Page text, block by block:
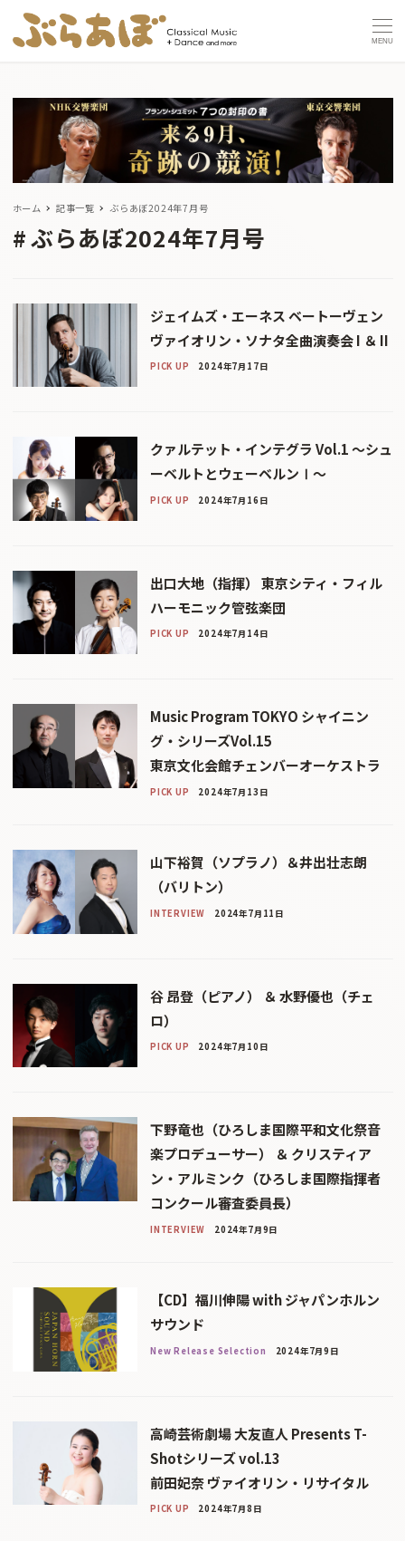
MENU
ホーム 記事一覧 ぶらあぼ2024年7月号
ぶらあぼ2024年7月号
ジェイムズ・エーネス ベートーヴェン
ヴァイオリン・ソナタ全曲演奏会 I ＆ II
PICK UP 2024年7月17日
クァルテット・インテグラ Vol.1 ～シュ
ーベルトとウェーベルンⅠ～
PICK UP 2024年7月16日
出口大地（指揮） 東京シティ・フィル
ハーモニック管弦楽団
PICK UP 2024年7月14日
Music Program TOKYO シャイニン
グ・シリーズVol.15
東京文化会館チェンバーオーケストラ
PICK UP 2024年7月13日
山下裕賀（ソプラノ）＆井出壮志朗
（バリトン）
INTERVIEW 2024年7月11日
谷 昂登（ピアノ） ＆ 水野優也（チェ
ロ）
PICK UP 2024年7月10日
下野竜也（ひろしま国際平和文化祭音
楽プロデューサー） ＆ クリスティア
ン・アルミンク（ひろしま国際指揮者
コンクール審査委員長）
INTERVIEW 2024年7月9日
【CD】福川伸陽 with ジャパンホルン
サウンド
New Release Selection 2024年7月9日
高崎芸術劇場 大友直人 Presents T-
Shotシリーズ vol.13
前田妃奈 ヴァイオリン・リサイタル
PICK UP 2024年7月8日